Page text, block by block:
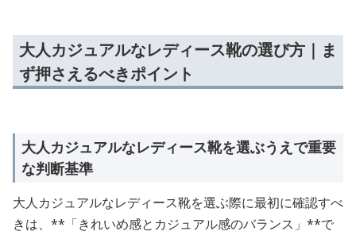
大人カジュアルなレディース靴の選び方｜ま
ず押さえるべきポイント
大人カジュアルなレディース靴を選ぶうえで重要
な判断基準
大人カジュアルなレディース靴を選ぶ際に最初に確認すべ
きは、**「きれいめ感とカジュアル感のバランス」**で